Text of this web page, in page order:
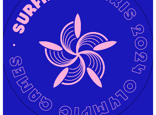
気象情報
ニュース
サーフィンエリアガイド
会員メニュー
今月のプレゼント
コラム
トラベル
ショップ情報
ショップ情報
湘南
千葉北
ウラナミ
お知らせ
その他